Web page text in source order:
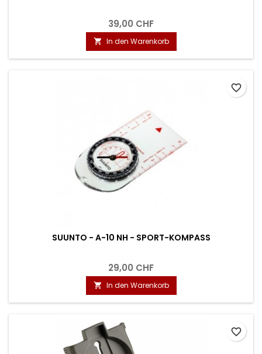
39,00 CHF
 In den Warenkorb
SUUNTO - A-10 NH - SPORT-KOMPASS
29,00 CHF
 In den Warenkorb
favorite_border
favorite_border